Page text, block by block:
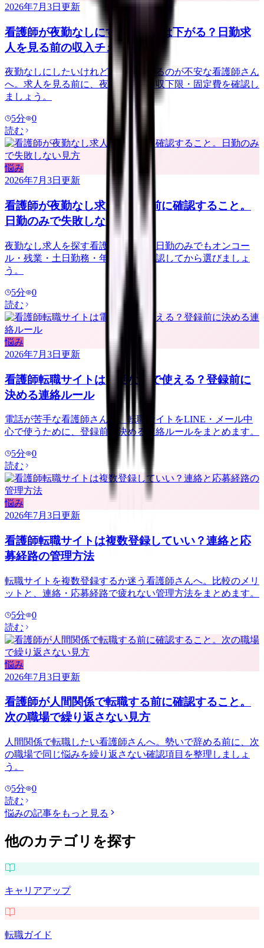
2026年7月3日 更新
看護師が夜勤なしにすると給料は下がる？日勤求
人を見る前の収入チェック
夜勤なしにしたいけれど給料が下がるのが不安な看護師さん
へ。求人を見る前に、夜勤手当・年収下限・固定費を確認し
ましょう。
5分
0
読む
悩み
2026年7月3日 更新
看護師が夜勤なし求人を探す前に確認すること。
日勤のみで失敗しない見方
夜勤なし求人を探す看護師さんへ。日勤のみでもオンコー
ル・残業・土日勤務・年収低下を確認してから選びましょ
う。
5分
0
読む
悩み
2026年7月3日 更新
看護師転職サイトは電話なしで使える？登録前に
決める連絡ルール
電話が苦手な看護師さんへ。転職サイトをLINE・メール中
心で使うために、登録前に決める連絡ルールをまとめます。
5分
0
読む
悩み
2026年7月3日 更新
看護師転職サイトは複数登録していい？連絡と応
募経路の管理方法
転職サイトを複数登録するか迷う看護師さんへ。比較のメリ
ットと、連絡・応募経路で疲れない管理方法をまとめます。
5分
0
読む
悩み
2026年7月3日 更新
看護師が人間関係で転職する前に確認すること。
次の職場で繰り返さない見方
人間関係で転職したい看護師さんへ。勢いで辞める前に、次
の職場で同じ悩みを繰り返さない確認項目を整理しましょ
う。
5分
0
読む
悩みの記事をもっと見る
他のカテゴリを探す
キャリアアップ
転職ガイド